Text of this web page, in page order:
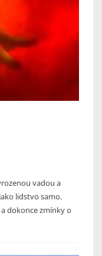
vadou a
lidstvo samo.
dokonce zmínky o